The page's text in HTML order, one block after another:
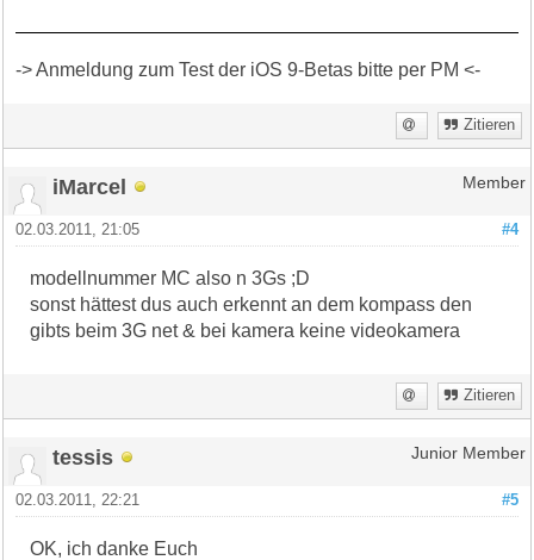
-> Anmeldung zum Test der iOS 9-Betas bitte per PM <-
Zitieren
iMarcel Member
#4
02.03.2011, 21:05
modellnummer MC also n 3Gs ;D
sonst hättest dus auch erkennt an dem kompass den
gibts beim 3G net & bei kamera keine videokamera
Zitieren
tessis Junior Member
#5
02.03.2011, 22:21
OK, ich danke Euch